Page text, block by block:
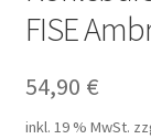
FISE
54,90 €
inkl. 19 % MwSt.